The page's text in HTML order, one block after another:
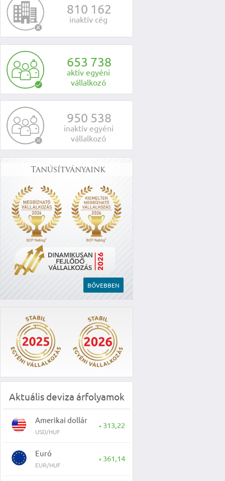
810 162
inaktív cég
653 738
aktív egyéni
vállalkozó
950 538
inaktív egyéni
vállalkozó
Tanúsítványaink
BŐVEBBEN
Aktuális deviza árfolyamok
Amerikai dollár
USD/HUF
▲ 313,22
Euró
EUR/HUF
▲ 361,14